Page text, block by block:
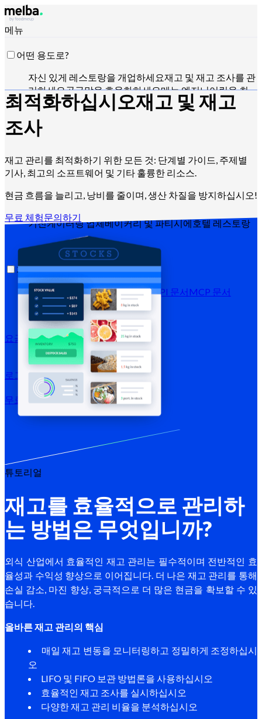
메뉴
어떤 용도로?
자신 있게 레스토랑을 개업하세요재고 및 재고 조사를 관
리하세요공급망을 효율화하세요메뉴 엔지니어링을 최
적화하세요 식재료 원가를 절감하세요식품 생산 일정을
하고 매출을 분석하세요
키친케이터링 업체베이커리 및 파티시에호텔 레스토랑
자료
블로그
고객 지원 센터뉴스레터API 문서 MCP 문서
요금제
로그인 →
무료로 체험하기가입하기
최적화하십시오재고 및 재고
조사
재고 관리를 최적화하기 위한 모든 것: 단계별 가이드, 주제별
기사, 최고의 소프트웨어 및 기타 훌륭한 리소스.
현금 흐름을 늘리고, 낭비를 줄이며, 생산 차질을 방지하십시오!
무료 체험문의하기
튜토리얼
재고를 효율적으로 관리하
는 방법은 무엇입니까?
외식 산업에서 효율적인 재고 관리는 필수적이며 전반적인 효
율성과 수익성 향상으로 이어집니다. 더 나은 재고 관리를 통해
손실 감소, 마진 향상, 궁극적으로 더 많은 현금을 확보할 수 있
습니다.
올바른 재고 관리의 핵심
매일 재고 변동을 모니터링하고 정밀하게 조정하십시
오
LIFO 및 FIFO 보관 방법론을 사용하십시오
효율적인 재고 조사를 실시하십시오
다양한 재고 관리 비율을 분석하십시오